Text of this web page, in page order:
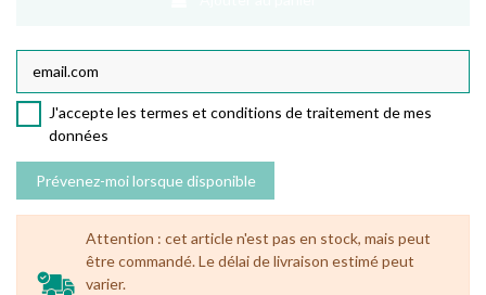
J'accepte les termes et conditions de traitement de mes
données
Attention : cet article n'est pas en stock, mais peut
être commandé. Le délai de livraison estimé peut
varier.